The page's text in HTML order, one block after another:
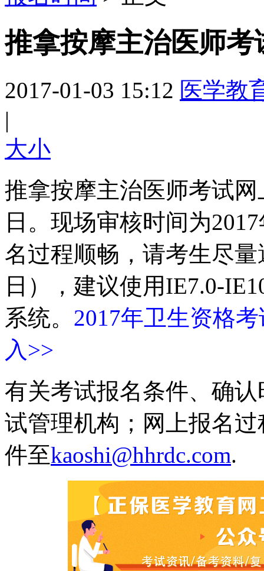
推拿按摩主治医师考
2017-01-03 15:12 医学教
|
大小
推拿按摩主治医师考试
日。现场审核时间为
名过程顺畅，请考生尽
日），建议使用IE7.0-
系统。 2017年卫生资格
入>>
有关考试报名条件、确
试管理机构；网上报名
件至kaoshi@hhrdc.com.